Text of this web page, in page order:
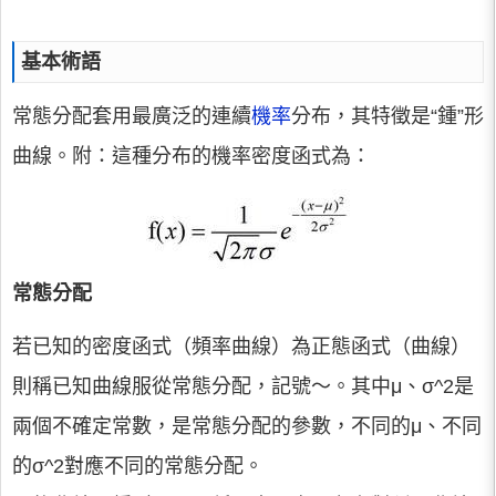
基本術語
常態分配套用最廣泛的連續機率分布，其特徵是“鍾”形
曲線。附：這種分布的機率密度函式為：
常態分配
若已知的密度函式（頻率曲線）為正態函式（曲線）
則稱已知曲線服從常態分配，記號～。其中μ、σ^2是
兩個不確定常數，是常態分配的參數，不同的μ、不同
的σ^2對應不同的常態分配。